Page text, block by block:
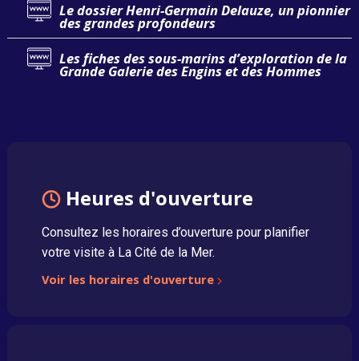
Le dossier Henri-Germain Delauze, un pionnier
des grandes profondeurs
Les fiches des sous-marins d’exploration de la
Grande Galerie des Engins et des Hommes
Heures d'ouverture
Consultez les horaires d’ouverture pour planifier
votre visite à La Cité de la Mer.
Voir les horaires d'ouverture